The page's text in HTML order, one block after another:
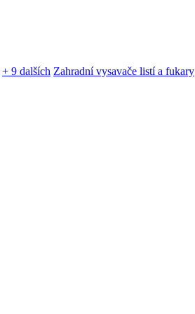
+ 9 dalších Zahradní vysavače listí a fukary